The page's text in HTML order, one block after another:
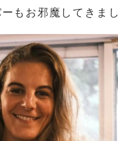
もお邪魔してきまし